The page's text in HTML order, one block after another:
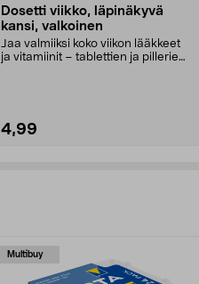
Dosetti viikko, läpinäkyvä
kansi, valkoinen
Jaa valmiiksi koko viikon lääkkeet
ja vitamiinit – tablettien ja pillerien
4,99
Multibuy